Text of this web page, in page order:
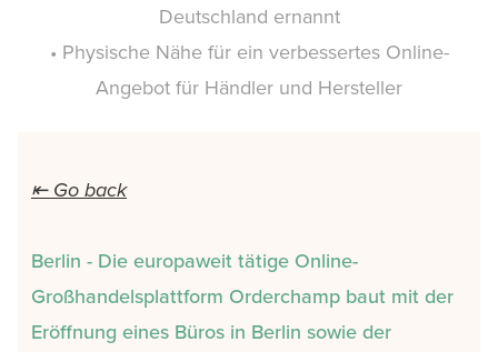
Deutschland ernannt
• Physische Nähe für ein verbessertes Online-
Angebot für Händler und Hersteller
⇤ Go back
Berlin - Die europaweit tätige Online-
Großhandelsplattform Orderchamp baut mit der
Eröffnung eines Büros in Berlin sowie der